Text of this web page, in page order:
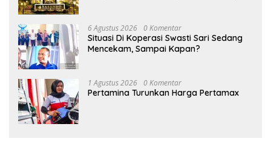
6 Agustus 2026 0 Komentar
Situasi Di Koperasi Swasti Sari Sedang
Mencekam, Sampai Kapan?
1 Agustus 2026 0 Komentar
Pertamina Turunkan Harga Pertamax